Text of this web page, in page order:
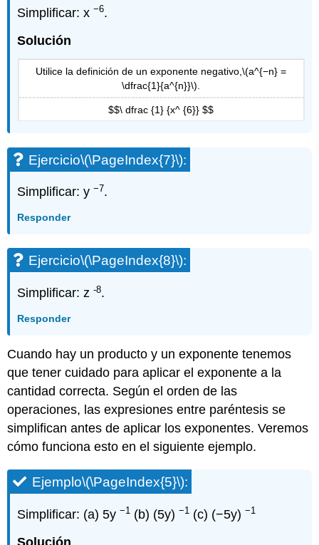
Simplificar: x−6.
Solución
Utilice la definición de un exponente negativo, \(a^{−n} =
\dfrac{1}{a^{n}}\)
$$\ dfrac {1} {x^ {6}} $$
Ejercicio\(\PageIndex{7}\):
Simplificar: y−7.
Responder
Ejercicio\(\PageIndex{8}\):
Simplificar: z-8.
Responder
Cuando hay un producto y un exponente tenemos
que tener cuidado para aplicar el exponente a la
cantidad correcta. Según el orden de las
operaciones, las expresiones entre paréntesis se
simplifican antes de aplicar los exponentes. Veremos
cómo funciona esto en el siguiente ejemplo.
Ejemplo\(\PageIndex{5}\):
Simplificar: (a) 5y−1 (b) (5y)−1 (c) (−5y)−1
Solución